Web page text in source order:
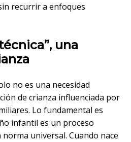
recurrir a enfoques
una
no es una necesidad
de crianza influenciada por
Lo fundamental es
infantil es un proceso
universal. Cuando nace